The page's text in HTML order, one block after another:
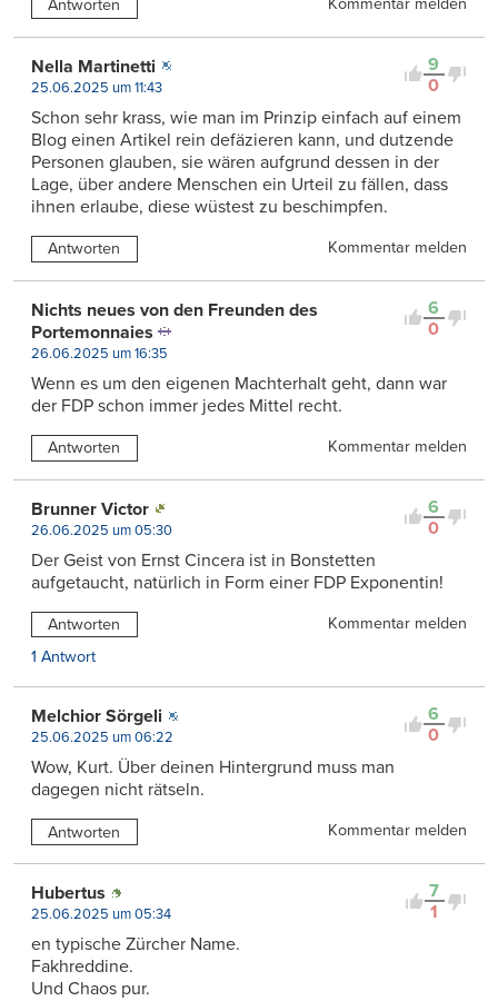
Antworten Kommentar melden
9
0
Nella Martinetti
25.06.2025 um 11:43
Schon sehr krass, wie man im Prinzip einfach auf einem
Blog einen Artikel rein defäzieren kann, und dutzende
Personen glauben, sie wären aufgrund dessen in der
Lage, über andere Menschen ein Urteil zu fällen, dass
ihnen erlaube, diese wüstest zu beschimpfen.
Antworten Kommentar melden
6
0
Nichts neues von den Freunden des
Portemonnaies
26.06.2025 um 16:35
Wenn es um den eigenen Machterhalt geht, dann war
der FDP schon immer jedes Mittel recht.
Antworten Kommentar melden
6
0
Brunner Victor
26.06.2025 um 05:30
Der Geist von Ernst Cincera ist in Bonstetten
aufgetaucht, natürlich in Form einer FDP Exponentin!
Antworten
Kommentar melden
1 Antwort
6
0
Melchior Sörgeli
25.06.2025 um 06:22
Wow, Kurt. Über deinen Hintergrund muss man
dagegen nicht rätseln.
Antworten Kommentar melden
7
1
Hubertus
25.06.2025 um 05:34
en typische Zürcher Name.
Fakhreddine.
Und Chaos pur.